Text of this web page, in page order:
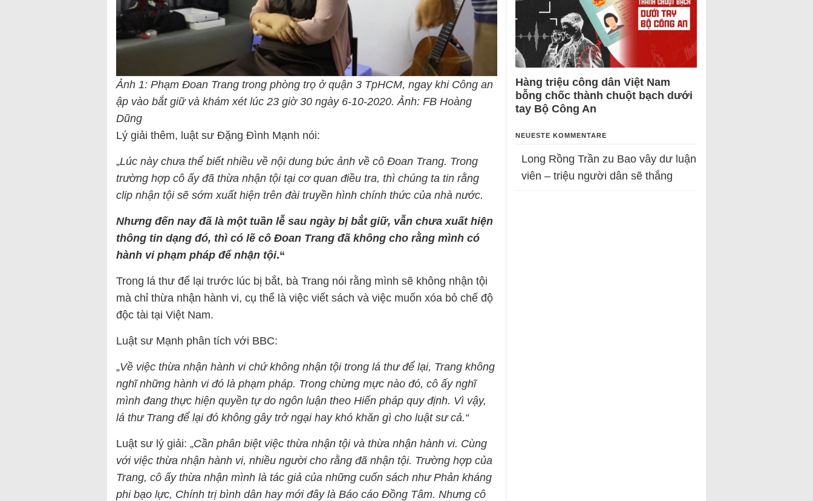
Ảnh 1: Phạm Đoan Trang trong phòng trọ ở quận 3 TpHCM, ngay khi Công an
ập vào bắt giữ và khám xét lúc 23 giờ 30 ngày 6-10-2020. Ảnh: FB Hoàng
Dũng
Lý giải thêm, luật sư Đặng Đình Mạnh nói:
„Lúc này chưa thể biết nhiều về nội dung bức ảnh về cô Đoan Trang. Trong
trường hợp cô ấy đã thừa nhận tội tại cơ quan điều tra, thì chúng ta tin rằng
clip nhận tội sẽ sớm xuất hiện trên đài truyền hình chính thức của nhà nước.
Nhưng đến nay đã là một tuần lễ sau ngày bị bắt giữ, vẫn chưa xuất hiện
thông tin dạng đó, thì có lẽ cô Đoan Trang đã không cho rằng mình có
hành vi phạm pháp để nhận tội.“
Trong lá thư để lại trước lúc bị bắt, bà Trang nói rằng mình sẽ không nhận tội
mà chỉ thừa nhận hành vi, cụ thể là việc viết sách và việc muốn xóa bỏ chế độ
độc tài tại Việt Nam.
Luật sư Mạnh phân tích với BBC:
„Về việc thừa nhận hành vi chứ không nhận tội trong lá thư để lại, Trang không
nghĩ những hành vi đó là phạm pháp. Trong chừng mực nào đó, cô ấy nghĩ
mình đang thực hiện quyền tự do ngôn luận theo Hiến pháp quy định. Vì vậy,
lá thư Trang để lại đó không gây trở ngại hay khó khăn gì cho luật sư cả.“
Luật sư lý giải: „Cần phân biệt việc thừa nhận tội và thừa nhận hành vi. Cùng
với việc thừa nhận hành vi, nhiều người cho rằng đã nhận tội. Trường hợp của
Trang, cô ấy thừa nhận mình là tác giả của những cuốn sách như Phản kháng
phi bạo lực, Chính trị bình dân hay mới đây là Báo cáo Đồng Tâm. Nhưng cô
Hàng triệu công dân Việt Nam
bỗng chốc thành chuột bạch dưới
tay Bộ Công An
NEUESTE KOMMENTARE
Long Rồng Trần zu Bao vây dư luận
viên – triệu người dân sẽ thắng